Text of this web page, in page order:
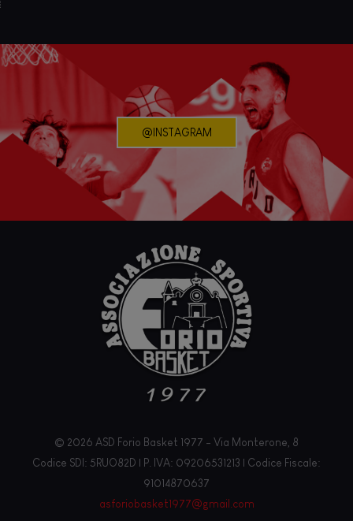
@INSTAGRAM
© 2026 ASD Forio Basket 1977 - Via Monterone, 8
Codice SDI: 5RUO82D | P. IVA: 09206531213 | Codice Fiscale:
91014870637
asforiobasket1977@gmail.com